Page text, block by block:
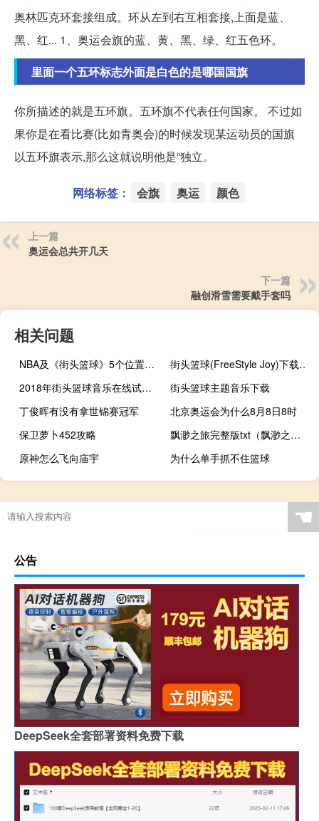
奥林匹克环套接组成。环从左到右互相套接,上面是蓝、
黑、红... 1、奥运会旗的蓝、黄、黑、绿、红五色环。
里面一个五环标志外面是白色的是哪国国旗
你所描述的就是五环旗。五环旗不代表任何国家。 不过如
果你是在看比赛(比如青奥会)的时候发现某运动员的国旗
以五环旗表示,那么这就说明他是“独立。
网络标签： 会旗 奥运 颜色
上一篇
奥运会总共开几天
下一篇
融创滑雪需要戴手套吗
相关问题
NBA及《街头篮球》5个位置的详细介绍
街头篮球(FreeStyle Joy)下载(电脑、安卓和IOS所有版本)
2018年街头篮球音乐在线试听及下载
街头篮球主题音乐下载
丁俊晖有没有拿世锦赛冠军
北京奥运会为什么8月8日8时
保卫萝卜452攻略
飘渺之旅完整版txt（飘渺之旅官网）
原神怎么飞向庙宇
为什么单手抓不住篮球
东京奥运会台湾升什么旗
地下城堡2没有分区么
元气骑士狂战2技能怎么用
☚
公告
DeepSeek全套部署资料免费下载